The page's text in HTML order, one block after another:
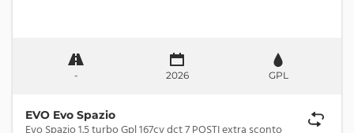
- 2026 GPL
EVO Evo Spazio